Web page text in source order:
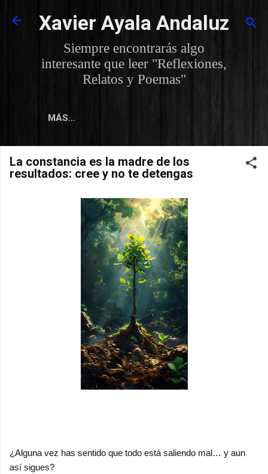
Ir al contenido principal
Xavier Ayala Andaluz
Siempre encontrarás algo
interesante que leer "Reflexiones,
Relatos y Poemas"
MÁS…
La constancia es la madre de los
resultados: cree y no te detengas
¿Alguna vez has sentido que todo está saliendo mal… y aun
así sigues?